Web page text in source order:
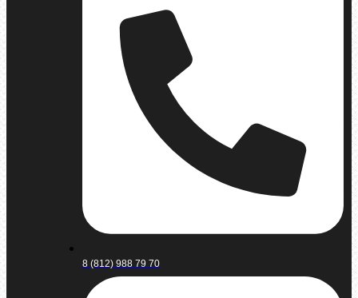
8 (812) 988 79 70